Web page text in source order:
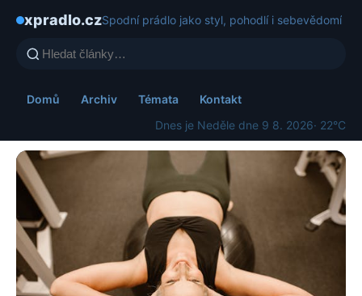
xpradlo.czSpodní prádlo jako styl, pohodlí i sebevědomí
Domů Archiv Témata
Kontakt
Dnes je Neděle dne 9 8. 2026· 22°C